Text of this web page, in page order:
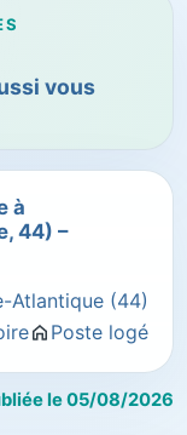
vous
à
44) –
Atlantique (44)
Poste logé
le 05/08/2026